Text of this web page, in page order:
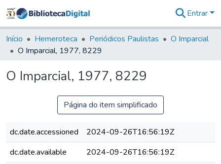
&
Coleções
Tudo na
Digital
Entrar
Início Hemeroteca Periódicos Paulistas
O Imparcial
O Imparcial, 1977, 8229
O Imparcial, 1977, 8229
Página do item simplificado
dc.date.accessioned
2024-09-26T16:56:19Z
dc.date.available
2024-09-26T16:56:19Z